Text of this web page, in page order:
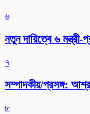
৬
নতুন দায়িত্বে ৬ মন্ত্রী-
৭
সম্পাদকীয়/প্রসঙ্গ:
৮